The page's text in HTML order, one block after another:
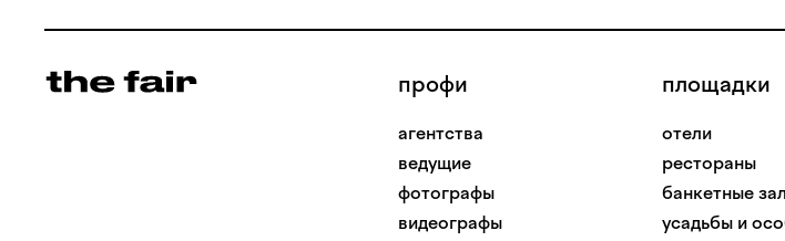
профи
агентства
ведущие
фотографы
видеографы
площадки
отели
рестораны
банкетные
усадьбы и